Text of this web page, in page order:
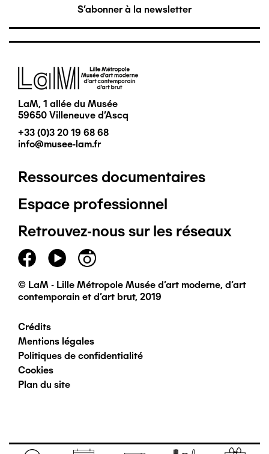
S'abonner à la newsletter
Image
LaM, 1 allée du Musée
59650 Villeneuve d'Ascq
+33 (0)3 20 19 68 68
info@musee-lam.fr
Pied
de
page
principal
Ressources documentaires
Espace professionnel
Retrouvez-nous sur les réseaux
© LaM - Lille Métropole Musée d'art moderne, d'art
contemporain et d'art brut, 2019
Pied
de
page
Crédits
Mentions légales
Politiques de confidentialité
Cookies
Plan du site